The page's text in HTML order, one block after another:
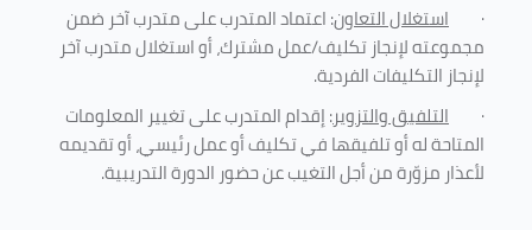
· استغلال التعاون: اعتماد المتدرب على متدرب آخر ضمن
مجموعته لإنجاز تكليف/عمل مشترك، أو استغلال متدرب آخر
لإنجاز التكليفات الفردية.
· التلفيق والتزوير: إقدام المتدرب على تغيير المعلومات
المتاحة له أو تلفيقها في تكليف أو عمل رئيسي، أو تقديمه
لأعذار مزوّرة من أجل التغيب عن حضور الدورة التدريبية.